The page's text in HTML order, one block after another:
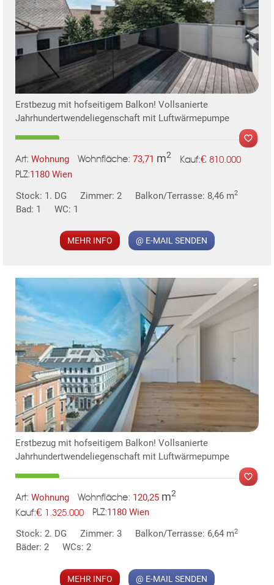
Erstbezug mit hofseitigem Balkon! Vollsanierte
Jahrhundertwendeliegenschaft mit Luftwärmepumpe
Art: Wohnung Wohnfläche: 73,71 m2 Kauf:€ 810.000
PLZ:1180 Wien
Stock: 1. DG
Zimmer: 2 Balkon/Terrasse: 8,46 m2
Bad: 1 WC: 1
MEHR INFO @ E-MAIL SENDEN
Erstbezug mit hofseitigem Balkon! Vollsanierte
Jahrhundertwendeliegenschaft mit Luftwärmepumpe
Art: Wohnung Wohnfläche: 120,25 m2
Kauf:€ 1.325.000 PLZ:1180 Wien
Stock: 2. DG
Zimmer: 3 Balkon/Terrasse: 6,64 m2
Bäder: 2 WCs: 2
MEHR INFO @ E-MAIL SENDEN